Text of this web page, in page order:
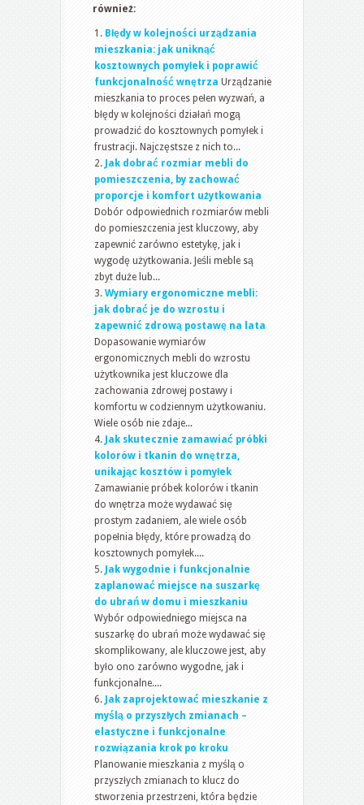
również:
Błędy w kolejności urządzania
mieszkania: jak uniknąć
kosztownych pomyłek i poprawić
funkcjonalność wnętrza Urządzanie
mieszkania to proces pełen wyzwań, a
błędy w kolejności działań mogą
prowadzić do kosztownych pomyłek i
frustracji. Najczęstsze z nich to...
Jak dobrać rozmiar mebli do
pomieszczenia, by zachować
proporcje i komfort użytkowania
Dobór odpowiednich rozmiarów mebli
do pomieszczenia jest kluczowy, aby
zapewnić zarówno estetykę, jak i
wygodę użytkowania. Jeśli meble są
zbyt duże lub...
Wymiary ergonomiczne mebli:
jak dobrać je do wzrostu i
zapewnić zdrową postawę na lata
Dopasowanie wymiarów
ergonomicznych mebli do wzrostu
użytkownika jest kluczowe dla
zachowania zdrowej postawy i
komfortu w codziennym użytkowaniu.
Wiele osób nie zdaje...
Jak skutecznie zamawiać próbki
kolorów i tkanin do wnętrza,
unikając kosztów i pomyłek
Zamawianie próbek kolorów i tkanin
do wnętrza może wydawać się
prostym zadaniem, ale wiele osób
popełnia błędy, które prowadzą do
kosztownych pomyłek....
Jak wygodnie i funkcjonalnie
zaplanować miejsce na suszarkę
do ubrań w domu i mieszkaniu
Wybór odpowiedniego miejsca na
suszarkę do ubrań może wydawać się
skomplikowany, ale kluczowe jest, aby
było ono zarówno wygodne, jak i
funkcjonalne....
Jak zaprojektować mieszkanie z
myślą o przyszłych zmianach –
elastyczne i funkcjonalne
rozwiązania krok po kroku
Planowanie mieszkania z myślą o
przyszłych zmianach to klucz do
stworzenia przestrzeni, która będzie